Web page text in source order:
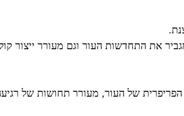
את התחדשות העור וגם מעורר ייצור
של העור, מעורר תחושות של רגיעה